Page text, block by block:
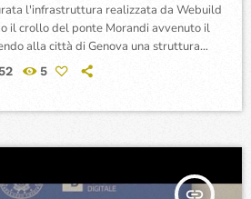
l'infrastruttura realizzata da Webuild
il crollo del ponte Morandi avvenuto il
alla città di Genova una struttura
mobilità con un transito di 43.200
5
insert_link